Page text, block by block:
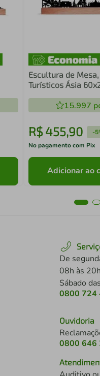
Escultura de
Turísticos Ásia
15.997
R$455,90 -
No pagamento com Pix
Adicionar ao
De
08h às
Sábado
0800 724
Ouvidoria
0800 646